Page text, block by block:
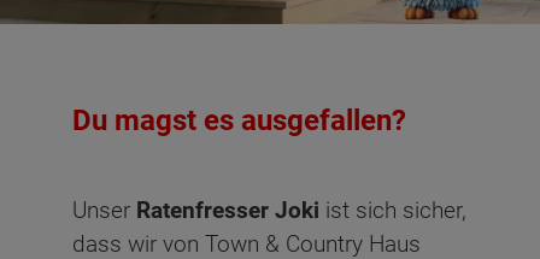
Du magst es ausgefallen?
Unser Ratenfresser Joki ist sich sicher,
dass wir von Town & Country Haus